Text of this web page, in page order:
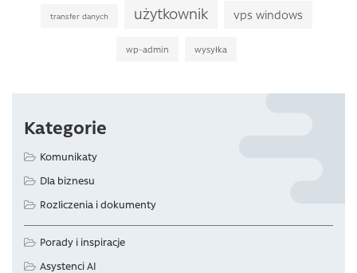
transfer danych użytkownik vps windows
wp-admin wysyłka
Kategorie
Komunikaty
Dla biznesu
Rozliczenia i dokumenty
Porady i inspiracje
Asystenci AI